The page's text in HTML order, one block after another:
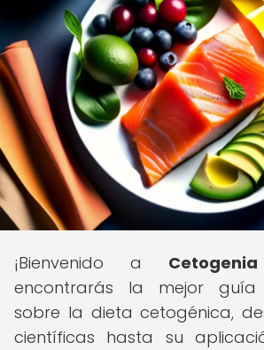
¡Bienvenido a
encontrarás la mejor guía
sobre la dieta cetogénica,
científicas hasta su